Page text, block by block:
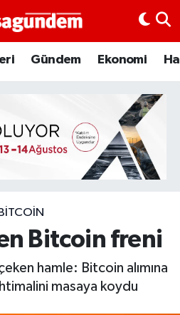
Gündem Ekonomi
BITCOIN
Bitcoin freni
hamle: Bitcoin alımına
masaya koydu